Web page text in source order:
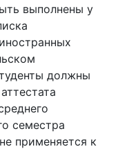
выполнены у
должны
семестра
применяется к